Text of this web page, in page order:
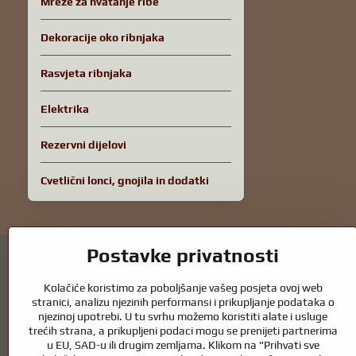
Dekoracije oko ribnjaka
Rasvjeta ribnjaka
Elektrika
Rezervni dijelovi
Cvetlični lonci, gnojila in dodatki
Vrtni ribnjaci i oprema za konje – spoj
Postavke privatnosti
Kolačiće koristimo za poboljšanje vašeg posjeta ovoj web
stranici, analizu njezinih performansi i prikupljanje podataka o
njezinoj upotrebi. U tu svrhu možemo koristiti alate i usluge
trećih strana, a prikupljeni podaci mogu se prenijeti partnerima
u EU, SAD-u ili drugim zemljama. Klikom na "Prihvati sve